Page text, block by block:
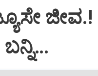
ಜೀವ.!